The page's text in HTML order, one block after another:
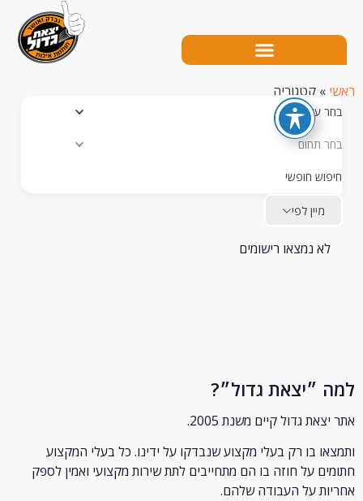
קטגוריה
גדול״?
גדול קיים משנת 2005.
בו רקבעלי מקצוע שנבדקו על ידינו. כל בעלי המקצוע
על חוזה בו הם מתחייבים לתת שירות מקצועי ואמין לספק
על העבודה שלהם.
חופשי
נמצאו רישומים